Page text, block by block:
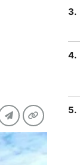
3.
4.
5.